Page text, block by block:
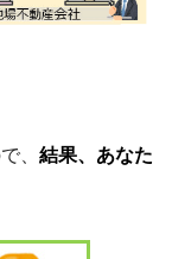
、 結果、あなた